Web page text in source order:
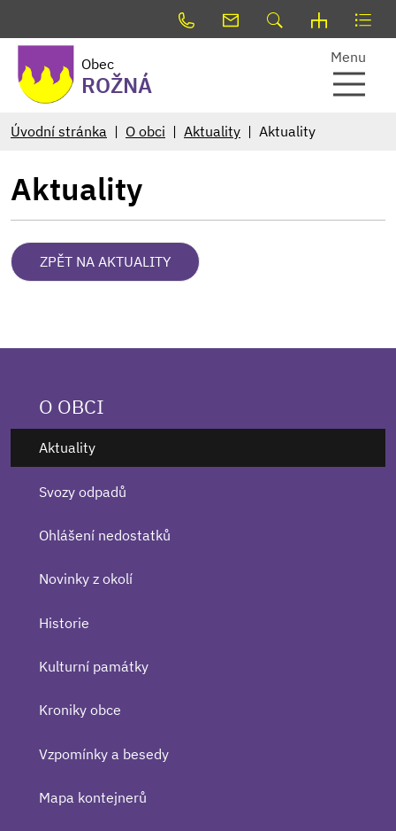
Obec
ROŽNÁ
Menu
Úvodní stránka O obci Aktuality Aktuality
Aktuality
ZPĚT NA AKTUALITY
O OBCI
Aktuality
Svozy odpadů
Ohlášení nedostatků
Novinky z okolí
Historie
Kulturní památky
Kroniky obce
Vzpomínky a besedy
Mapa kontejnerů